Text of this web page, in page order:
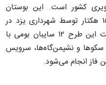
کشور است. این بوستان
کویری درون شهری در وسعت ۱۵۰ هکتار توسط شهرداری یزد در
دست ساخت است. در فاز نخست این طرح ۱۲ سایبان بومی با
سکوها و نشیمن‌گاه‌ها، سرویس
فاز انجام می‌شود.